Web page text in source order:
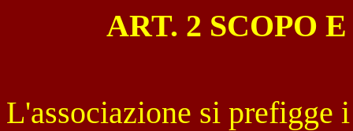
ART. 2 SCOPO
L'associazione si prefigge